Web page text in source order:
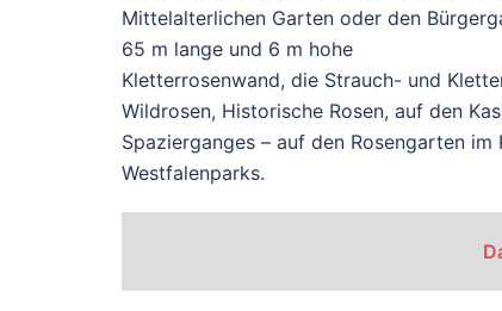
Mittelalterlichen Garten oder den
65 m lange und 6 m hohe
Kletterrosenwand, die Strauch- und
Wildrosen, Historische Rosen, auf den
Spazierganges – auf den Rosengarten
Westfalenparks.